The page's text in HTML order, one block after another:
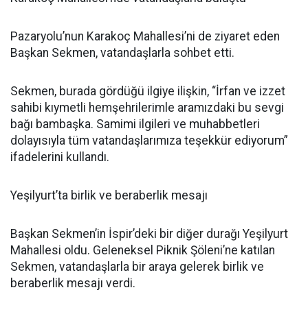
Pazaryolu’nun Karakoç Mahallesi’ni de ziyaret eden
Başkan Sekmen, vatandaşlarla sohbet etti.
Sekmen, burada gördüğü ilgiye ilişkin, “İrfan ve izzet
sahibi kıymetli hemşehrilerimle aramızdaki bu sevgi
bağı bambaşka. Samimi ilgileri ve muhabbetleri
dolayısıyla tüm vatandaşlarımıza teşekkür ediyorum”
ifadelerini kullandı.
Yeşilyurt’ta birlik ve beraberlik mesajı
Başkan Sekmen’in İspir’deki bir diğer durağı Yeşilyurt
Mahallesi oldu. Geleneksel Piknik Şöleni’ne katılan
Sekmen, vatandaşlarla bir araya gelerek birlik ve
beraberlik mesajı verdi.